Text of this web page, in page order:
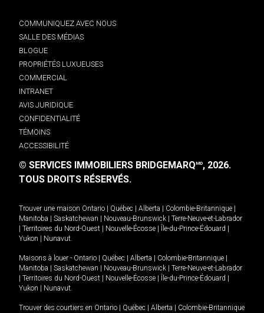
COMMUNIQUEZ AVEC NOUS
SALLE DES MÉDIAS
BLOGUE
PROPRIÉTÉS LUXUEUSES
COMMERCIAL
INTRANET
AVIS JURIDIQUE
CONFIDENTIALITÉ
TÉMOINS
ACCESSIBILITÉ
© SERVICES IMMOBILIERS BRIDGEMARQMD, 2026.
TOUS DROITS RÉSERVÉS.
Trouver une maison Ontario Québec Alberta Colombie-Britannique
Manitoba
Saskatchewan Nouveau-Brunswick
Terre-Neuve-et-Labrador
Territoires du Nord-Ouest Nouvelle-Écosse Île-du-Prince-Édouard
Yukon
Nunavut.
Maisons à louer - Ontario Québec Alberta Colombie-Britannique
Manitoba
Saskatchewan Nouveau-Brunswick
Terre-Neuve-et-Labrador
Territoires du Nord-Ouest Nouvelle-Écosse Île-du-Prince-Édouard
Yukon
Nunavut.
Trouver des courtiers en Ontario Québec Alberta
Colombie-Britannique